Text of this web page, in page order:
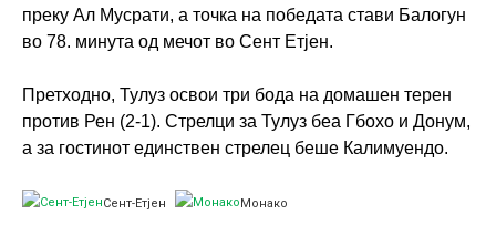
преку Ал Мусрати, а точка на победата стави Балогун
во 78. минута од мечот во Сент Етјен.
Претходно, Тулуз освои три бода на домашен терен
против Рен (2-1). Стрелци за Тулуз беа Гбохо и Донум,
а за гостинот единствен стрелец беше Калимуендо.
Сент-Етјен Монако